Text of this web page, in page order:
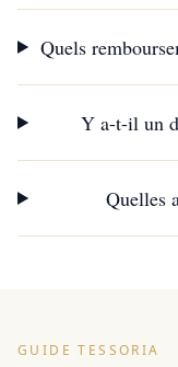
Quels
Y a-t-il un
Quelles
GUIDE TESSORIA